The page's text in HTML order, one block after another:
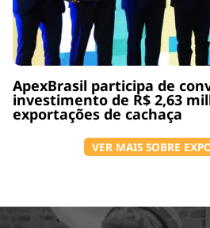
ApexBrasil participa de
investimento de R$ 2,63
exportações de cachaça
VER MAIS SOBRE